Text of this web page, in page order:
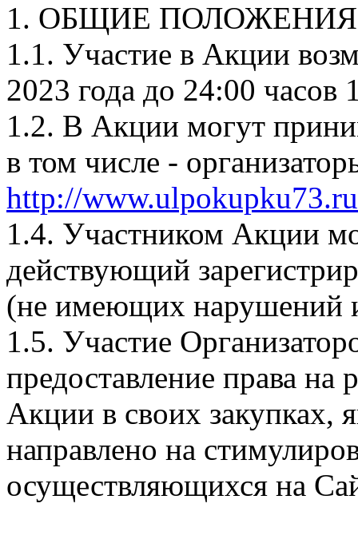
1. ОБЩИЕ ПОЛОЖЕНИЯ
1.1. Участие в Акции
2023 года до 24:00 часов
1.2. В Акции могут
в том числе -
http://www.ulpokupku73.ru
1.4. Участником Акции
действующий
(не имеющих нарушений
1.5. Участие
предоставление права на
Акции в своих закупках,
направлено на
осуществляющихся на